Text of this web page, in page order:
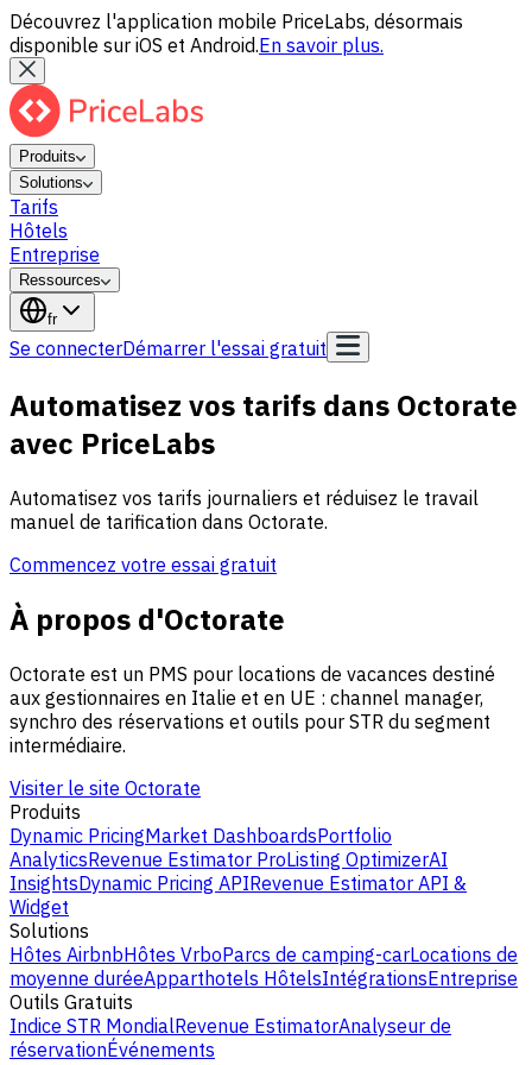
Découvrez l'application mobile PriceLabs, désormais
disponible sur iOS et Android.En savoir plus.
Produits
Solutions
Tarifs
Hôtels
Entreprise
Ressources
fr
Se connecterDémarrer l'essai gratuit
Automatisez vos tarifs dans Octorate
avec PriceLabs
Automatisez vos tarifs journaliers et réduisez le travail
manuel de tarification dans Octorate.
Commencez votre essai gratuit
À propos d'Octorate
Octorate est un PMS pour locations de vacances destiné
aux gestionnaires en Italie et en UE : channel manager,
synchro des réservations et outils pour STR du segment
intermédiaire.
Visiter le site Octorate
Produits
Dynamic PricingMarket DashboardsPortfolio
AnalyticsRevenue Estimator ProListing OptimizerAI
InsightsDynamic Pricing APIRevenue Estimator API &
Widget
Solutions
Hôtes AirbnbHôtes VrboParcs de camping-carLocations de
moyenne duréeApparthotels HôtelsIntégrationsEntreprise
Outils Gratuits
Indice STR MondialRevenue EstimatorAnalyseur de
réservationÉvénements